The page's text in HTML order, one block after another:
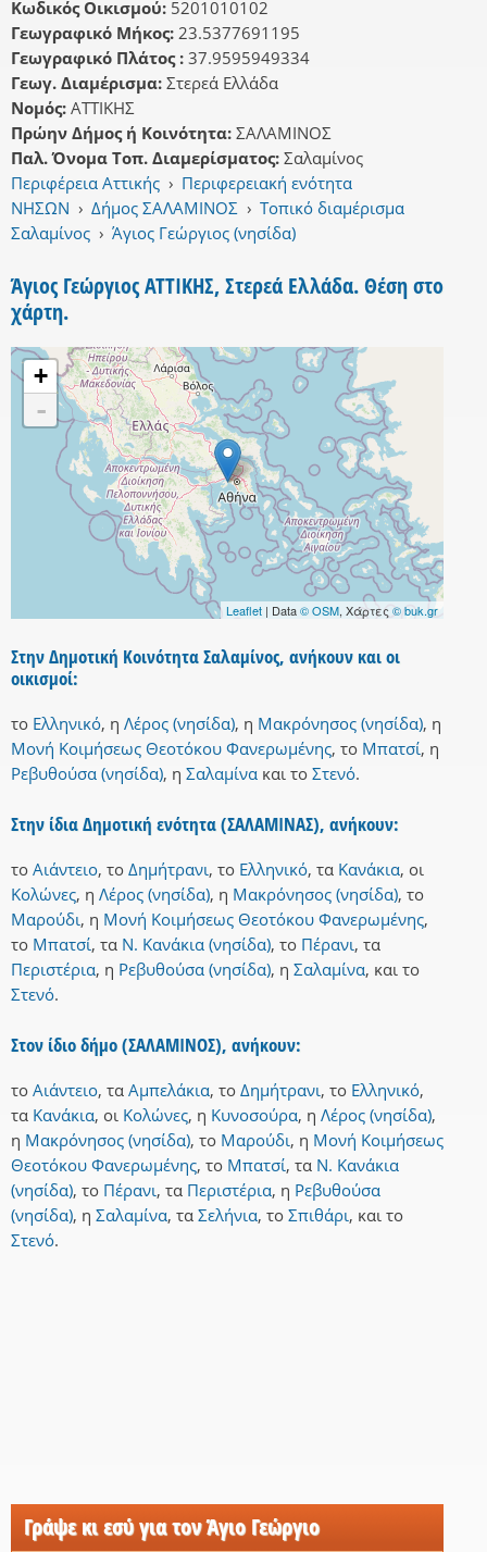
Κωδικός Οικισμού: 5201010102
Γεωγραφικό Μήκος: 23.5377691195
Γεωγραφικό Πλάτος : 37.9595949334
Γεωγ. Διαμέρισμα: Στερεά Ελλάδα
Νομός: ΑΤΤΙΚΗΣ
Πρώην Δήμος ή Κοινότητα: ΣΑΛΑΜΙΝΟΣ
Παλ. Όνομα Τοπ. Διαμερίσματος: Σαλαμίνος
Περιφέρεια Αττικής › Περιφερειακή ενότητα
ΝΗΣΩΝ › Δήμος ΣΑΛΑΜΙΝΟΣ › Τοπικό διαμέρισμα
Σαλαμίνος › Άγιος Γεώργιος (νησίδα)
Άγιος Γεώργιος ΑΤΤΙΚΗΣ, Στερεά Ελλάδα. Θέση στο
χάρτη.
+
-
Leaflet | Data© OSM, Χάρτες © buk.gr
Στην Δημοτική Κοινότητα Σαλαμίνος, ανήκουν και οι
οικισμοί:
το Ελληνικό, η Λέρος (νησίδα), η Μακρόνησος (νησίδα), η
Μονή Κοιμήσεως Θεοτόκου Φανερωμένης, το Μπατσί, η
Ρεβυθούσα (νησίδα), η Σαλαμίνα και το Στενό.
Στην ίδια Δημοτική ενότητα (ΣΑΛΑΜΙΝΑΣ), ανήκουν:
το Αιάντειο, το Δημήτρανι, το Ελληνικό, τα Κανάκια, οι
Κολώνες, η Λέρος (νησίδα), η Μακρόνησος (νησίδα), το
Μαρούδι, η Μονή Κοιμήσεως Θεοτόκου Φανερωμένης,
το Μπατσί, τα Ν. Κανάκια (νησίδα), το Πέρανι, τα
Περιστέρια, η Ρεβυθούσα (νησίδα), η Σαλαμίνα, και το
Στενό.
Στον ίδιο δήμο (ΣΑΛΑΜΙΝΟΣ), ανήκουν:
το Αιάντειο, τα Αμπελάκια, το Δημήτρανι, το Ελληνικό,
τα Κανάκια, οι Κολώνες, η Κυνοσούρα, η Λέρος (νησίδα),
η Μακρόνησος (νησίδα), το Μαρούδι, η Μονή Κοιμήσεως
Θεοτόκου Φανερωμένης, το Μπατσί, τα Ν. Κανάκια
(νησίδα), το Πέρανι, τα Περιστέρια, η Ρεβυθούσα
(νησίδα), η Σαλαμίνα, τα Σελήνια, το Σπιθάρι, και το
Στενό.
Γράψε κι εσύ για τον Άγιο Γεώργιο